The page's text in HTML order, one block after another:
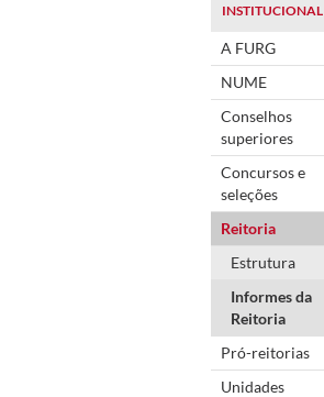
INSTITUCIONAL
A FURG
NUME
Conselhos
superiores
Concursos e
seleções
Reitoria
Estrutura
Informes da
Reitoria
Pró-reitorias
Unidades